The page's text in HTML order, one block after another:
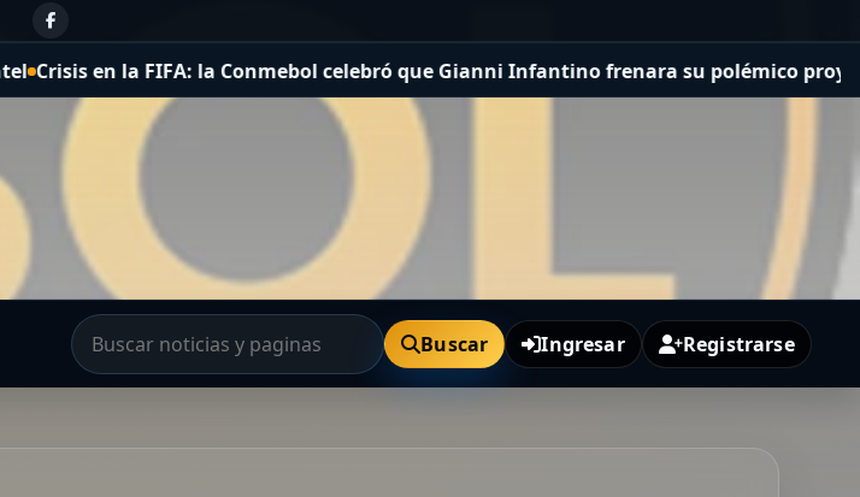
celebró que Gianni Infantino frenara su polémico proyecto y también le marcó la
Buscar Ingresar Registrarse